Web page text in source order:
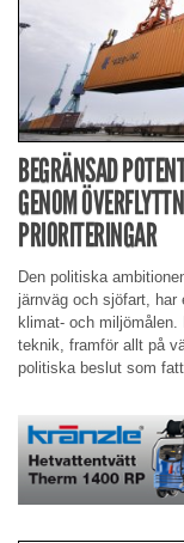
BEGRÄNSAD
GENOM
PRIORITERINGAR
Den politiska
järnväg och sjöfart,
klimat- och
teknik, framför allt på
politiska beslut som